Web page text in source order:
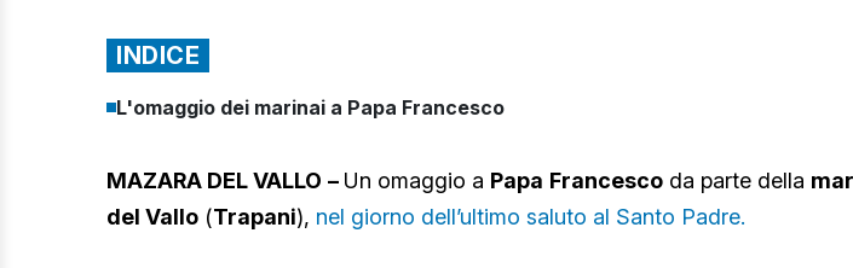
INDICE
L'omaggio dei marinai a Papa Francesco
MAZARA DEL VALLO – Un omaggio a Papa Francescoda parte della
del Vallo (Trapani), nel giorno dell’ultimo saluto al Santo Padre.